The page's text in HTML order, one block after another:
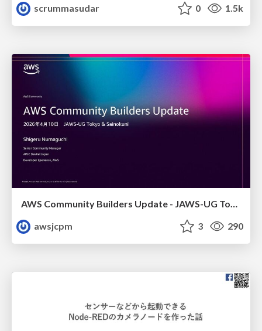
scrummasudar 0 1.5k
AWS Community Builders Update - JAWS-UG Tokyo and Sainokuni
awsjcpm
3 290